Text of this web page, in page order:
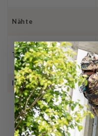
Nähte
Taschen
Imprägnierung